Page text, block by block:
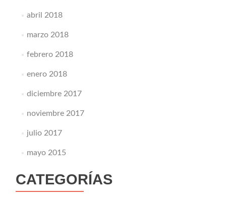
abril 2018
marzo 2018
febrero 2018
enero 2018
diciembre 2017
noviembre 2017
julio 2017
mayo 2015
CATEGORÍAS